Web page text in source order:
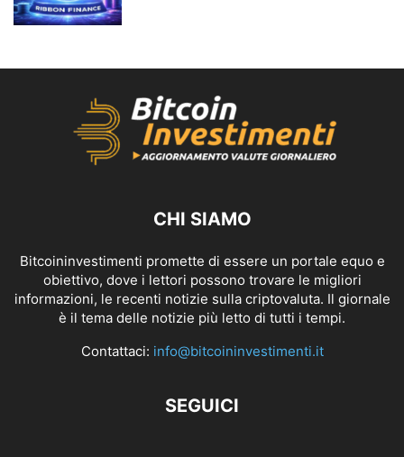
CHI SIAMO
Bitcoininvestimenti promette di essere un portale equo e
obiettivo, dove i lettori possono trovare le migliori
informazioni, le recenti notizie sulla criptovaluta. Il giornale
è il tema delle notizie più letto di tutti i tempi.
Contattaci: info@bitcoininvestimenti.it
SEGUICI